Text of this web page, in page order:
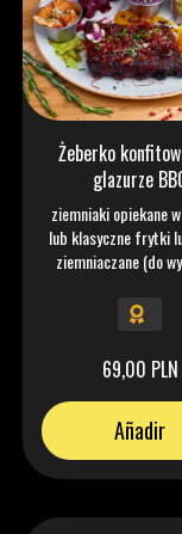
Żeberko
glazurze
ziemniaki opiekane
lub klasyczne frytki
ziemniaczane (do
69,00 PLN
Añadir